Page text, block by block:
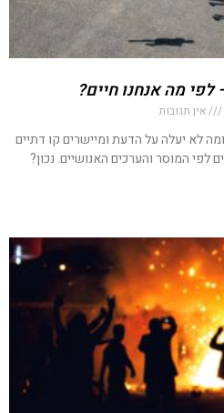
לפי מה אנחנו חיים?
אין תגובות
לא יעלה על הדעת ומיישרים קו דתיים
לפי המוסר והערכים האנושיים. נכון?